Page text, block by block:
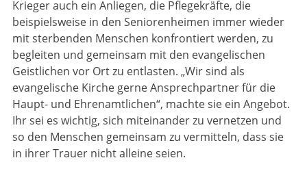
Krieger auch ein Anliegen, die Pflegekräfte, die
beispielsweise in den Seniorenheimen immer wieder
mit sterbenden Menschen konfrontiert werden, zu
begleiten und gemeinsam mit den evangelischen
Geistlichen vor Ort zu entlasten. „Wir sind als
evangelische Kirche gerne Ansprechpartner für die
Haupt- und Ehrenamtlichen“, machte sie ein Angebot.
Ihr sei es wichtig, sich miteinander zu vernetzen und
so den Menschen gemeinsam zu vermitteln, dass sie
in ihrer Trauer nicht alleine seien.